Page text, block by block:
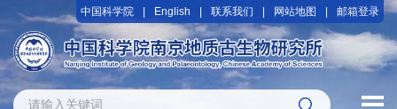
中国科学院 English 联系我们 网站地图 邮箱登录